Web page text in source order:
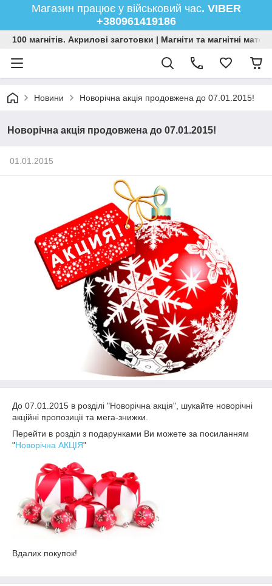
Магазин працює у військовий час. VIBER
+380961419186
100 магнітів. Акрилові заготовки | Магніти та магнітні
Новини Новорічна акція продовжена до 07.01.2015!
Новорічна акція продовжена до 07.01.2015!
01.01.2015
До 07.01.2015 в розділі "Новорічна акція", шукайте новорічні
акційні пропозиції та мега-знижки.
Перейти в розділ з подарунками Ви можете за посиланням
"Новорічна АКЦІЯ"
Вдалих покупок!